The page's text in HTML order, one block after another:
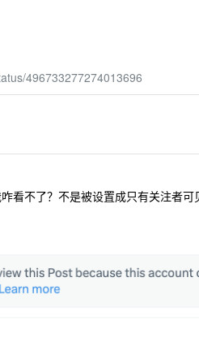
496733277274013696
看不了？不是被设置成只有关注者可